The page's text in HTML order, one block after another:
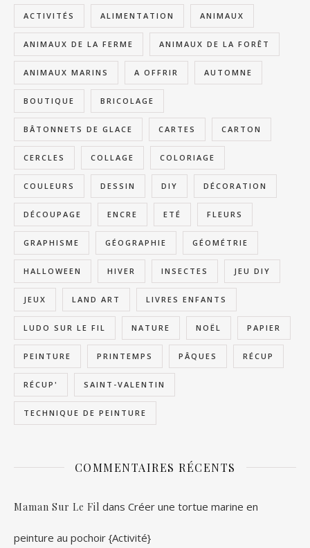
ACTIVITÉS ALIMENTATION ANIMAUX
ANIMAUX DE LA FERME ANIMAUX DE LA FORÊT
ANIMAUX MARINS A OFFRIR AUTOMNE
BOUTIQUE BRICOLAGE
BÂTONNETS DE GLACE CARTES CARTON
CERCLES COLLAGE COLORIAGE
COULEURS DESSIN DIY DÉCORATION
DÉCOUPAGE ENCRE ETÉ FLEURS
GRAPHISME GÉOGRAPHIE GÉOMÉTRIE
HALLOWEEN HIVER INSECTES JEU DIY
JEUX LAND ART LIVRES ENFANTS
LUDO SUR LE FIL NATURE NOËL PAPIER
PEINTURE PRINTEMPS PÂQUES RÉCUP
RÉCUP' SAINT-VALENTIN
TECHNIQUE DE PEINTURE
COMMENTAIRES RÉCENTS
Maman Sur Le Fil dans Créer une tortue marine en
peinture au pochoir {Activité}